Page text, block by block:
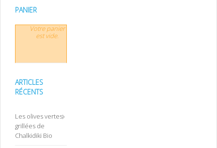
PANIER
Votre panier
est vide.
ARTICLES
RÉCENTS
Les olives vertes
grillées de
Chalkidiki Bio